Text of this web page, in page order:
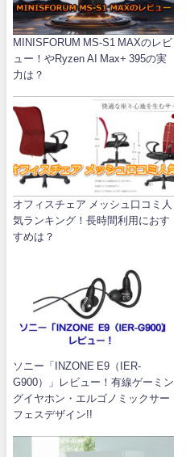
MINISFORUM MS-S1 MAXのレビ
ュー！やRyzen AI Max+ 395の実
力は？
オフィスチェア メッシュ口コミ人
気ランキング！長時間利用におす
すめは？
ソニー「INZONE E9（IER-
G900）」レビュー！有線ゲーミン
グイヤホン・エルゴノミックサー
フェスデザイン!!